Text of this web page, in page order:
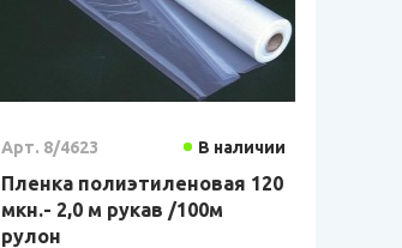
Арт. 8/4623 В наличии
Пленка полиэтиленовая 120
мкн.- 2,0 м рукав /100м
рулон